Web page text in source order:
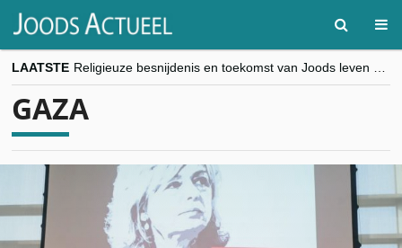
LAATSTE
“Besnijdenisdebat toont hoe moeilijk seculiere Westen minderheden begrijpt”, Jinnih Beels (Vooruit)
GAZA